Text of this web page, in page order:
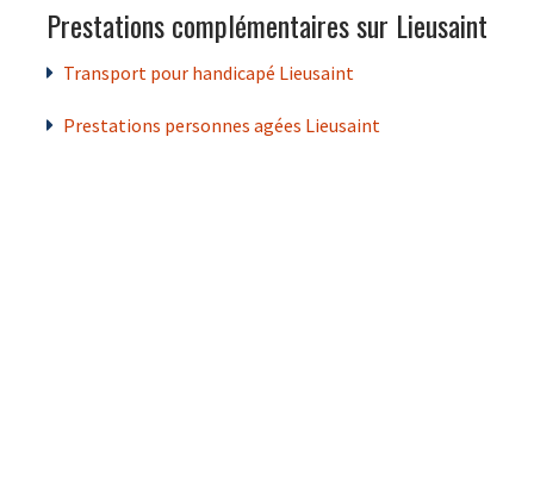
Prestations complémentaires sur Lieusaint
Transport pour handicapé Lieusaint
Prestations personnes agées Lieusaint